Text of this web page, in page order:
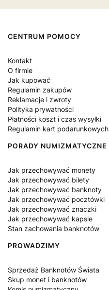
Linki w stopce
CENTRUM POMOCY
Kontakt
O firmie
Jak kupować
Regulamin zakupów
Reklamacje i zwroty
Polityka prywatności
Płatności koszt i czas wysyłki
Regulamin kart podarunkowych
PORADY NUMIZMATYCZNE
Jak przechowywać monety
Jak przechowywać bilety
Jak przechowywać banknoty
Jak przechowywać pocztówki
Jak przechowywać znaczki
Jak przechowywać kapsle
Stan zachowania banknotów
PROWADZIMY
Sprzedaż Banknotów Świata
Skup monet i banknotów